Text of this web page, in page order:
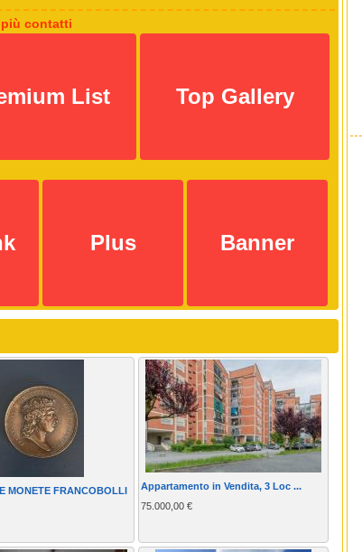
contatti
List Top Gallery
Plus Banner
MONETE FRANCOBOLLI
Appartamento in Vendita, 3 Loc ...
75.000,00 €